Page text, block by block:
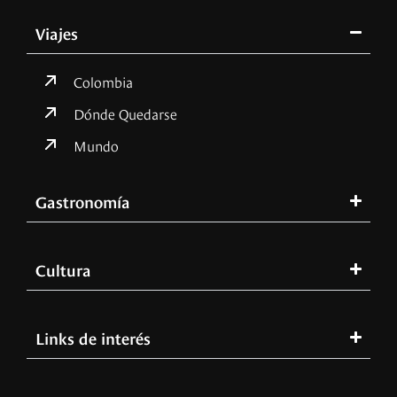
Viajes
Colombia
Dónde Quedarse
Mundo
Gastronomía
Cultura
Links de interés